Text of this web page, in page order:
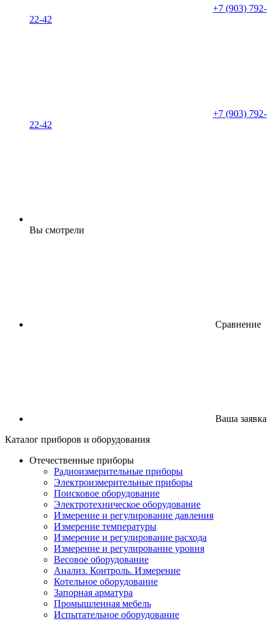
+7 (903) 792-
22-42
+7 (903) 792-
22-42
Вы смотрели
Сравнение
Ваша заявка
Каталог приборов и оборудования
Отечественные приборы
Радиоизмерительные приборы
Электроизмерительные приборы
Поисковое оборудование
Электротехническое оборудование
Измерение и регулирование давления
Измерение температуры
Измерение и регулирование расхода
Измерение и регулирование уровня
Весовое оборудование
Анализ. Контроль. Измерение
Котельное оборудование
Запорная арматура
Промышленная мебель
Испытательное оборудование